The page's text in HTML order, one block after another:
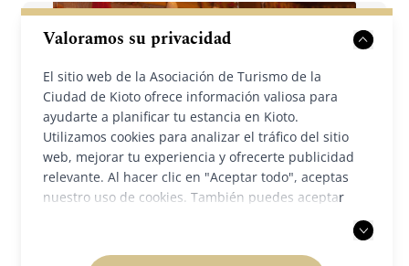
Valoramos su privacidad
El sitio web de la Asociación de Turismo de la
Ciudad de Kioto ofrece información valiosa para
ayudarte a planificar tu estancia en Kioto.
Utilizamos cookies para analizar el tráfico del sitio
web, mejorar tu experiencia y ofrecerte publicidad
relevante. Al hacer clic en "Aceptar todo", aceptas
nuestro uso de cookies. También puedes aceptar